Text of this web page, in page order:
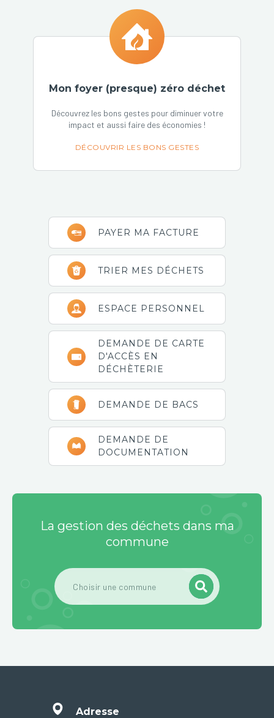
Mon foyer (presque) zéro déchet
Découvrez les bons gestes pour diminuer votre
impact et aussi faire des économies !
DÉCOUVRIR LES BONS GESTES
Barre
latérale
principale
PAYER MA FACTURE
TRIER MES DÉCHETS
ESPACE PERSONNEL
DEMANDE DE CARTE
D'ACCÈS EN
DÉCHÈTERIE
DEMANDE DE BACS
DEMANDE DE
DOCUMENTATION
La gestion des déchets dans ma
commune
Adresse